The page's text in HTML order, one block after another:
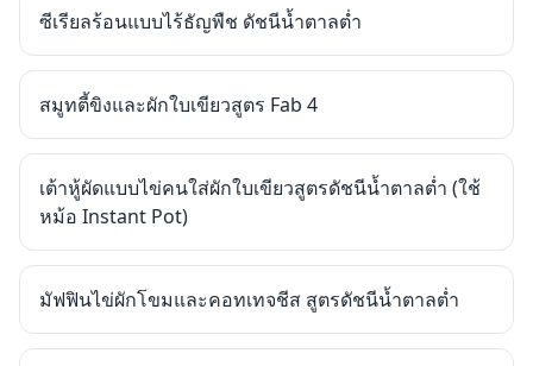
ซีเรียลร้อนแบบไร้ธัญพืช ดัชนีน้ำตาลต่ำ
สมูทตี้ขิงและผักใบเขียวสูตร Fab 4
เต้าหู้ผัดแบบไข่คนใส่ผักใบเขียวสูตรดัชนีน้ำตาลต่ำ (ใช้
หม้อ Instant Pot)
มัฟฟินไข่ผักโขมและคอทเทจชีส สูตรดัชนีน้ำตาลต่ำ